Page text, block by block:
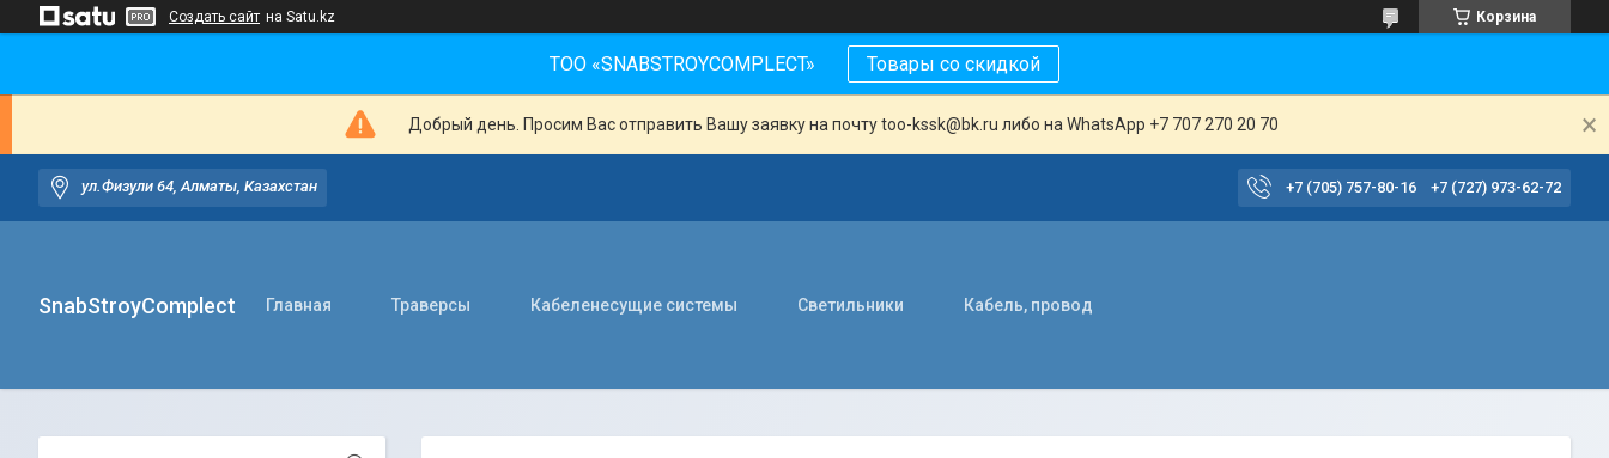
Создать сайт на Satu.kz Корзина
ТОО «SNABSTROYCOMPLECT» Товары со скидкой
Добрый день. Просим Вас отправить Вашу заявку на почту too-kssk@bk.ru либо на WhatsApp +7 707 270 20 70
ул.Физули 64, Алматы, Казахстан +7 (705) 757-80-16 +7 (727) 973-62-72
SnabStroyComplect Главная Траверсы Кабеленесущие системы Светильники Кабель, провод